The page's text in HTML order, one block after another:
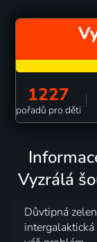
1227
pořadů pro děti
Vyzrálá
Důvtipná